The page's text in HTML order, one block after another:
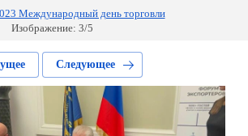
Международный день торговли
Изображение: 3/5
Следующее